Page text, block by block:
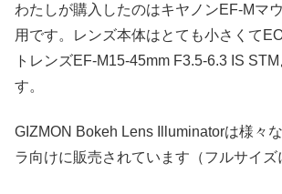
わたしが購入したのはキヤノンEF-Mマ
用です。レンズ本体はとても小さくて
トレンズEF-M15-45mm F3.5-6.3 IS
す。
GIZMON Bokeh Lens Illuminatorは様々
ラ向けに販売されています（フルサイズ